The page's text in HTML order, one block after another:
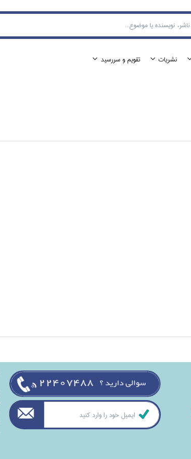
نشريات تقويم و سررسيد